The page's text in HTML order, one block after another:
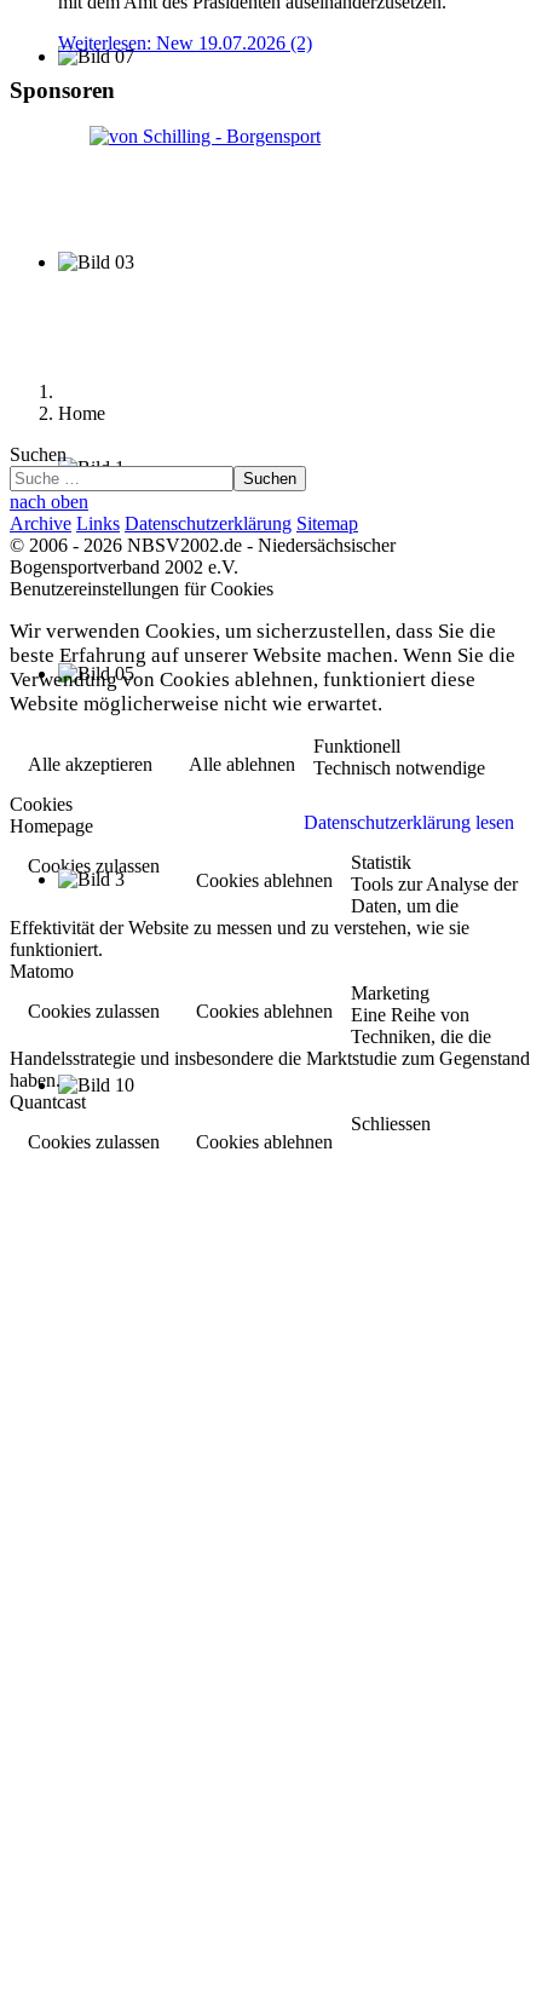
Weiterlesen: New 19.07.2026 (2)
Sponsoren
Home
Suchen
Suchen
nach oben
Archive Links Datenschutzerklärung Sitemap
© 2006 - 2026 NBSV2002.de - Niedersächsischer
Bogensportverband 2002 e.V.
Benutzereinstellungen für Cookies
Wir verwenden Cookies, um sicherzustellen, dass Sie die
beste Erfahrung auf unserer Website machen. Wenn Sie die
Verwendung von Cookies ablehnen, funktioniert diese
Website möglicherweise nicht wie erwartet.
Alle akzeptieren Alle ablehnen
Datenschutzerklärung lesen
Funktionell
Technisch notwendige
Cookies
Homepage
Cookies zulassen
Cookies ablehnen
Statistik
Tools zur Analyse der
Daten, um die
Effektivität der Website zu messen und zu verstehen, wie sie
funktioniert.
Matomo
Cookies zulassen
Cookies ablehnen
Marketing
Eine Reihe von
Techniken, die die
Handelsstrategie und insbesondere die Marktstudie zum Gegenstand
haben.
Quantcast
Cookies zulassen
Cookies ablehnen
Schliessen